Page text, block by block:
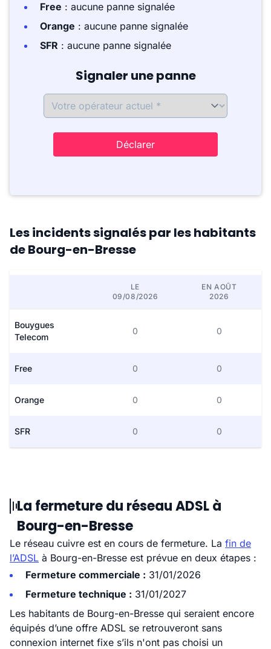
Free : aucune panne signalée
Orange : aucune panne signalée
SFR : aucune panne signalée
Signaler une panne
Déclarer
Les incidents signalés par les habitants
de Bourg-en-Bresse
LE
09/08/2026
EN AOÛT
2026
Bouygues
Telecom
0 0
Free 0 0
Orange 0 0
SFR 0 0
La fermeture du réseau ADSL à
Bourg-en-Bresse
Le réseau cuivre est en cours de fermeture. La fin de
l’ADSL à Bourg-en-Bresse est prévue en deux étapes :
Fermeture commerciale : 31/01/2026
Fermeture technique : 31/01/2027
Les habitants de Bourg-en-Bresse qui seraient encore
équipés d’une offre ADSL se retrouveront sans
connexion internet fixe s’ils n'ont pas choisi un